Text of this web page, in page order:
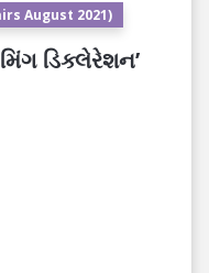
August 2021)
ડિક્લેરેશન’